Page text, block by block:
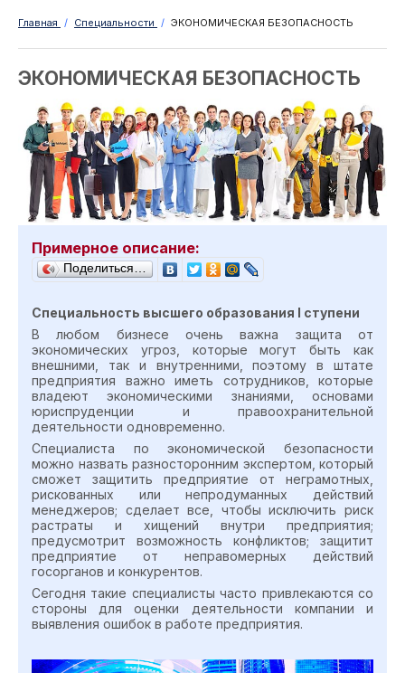
Главная / Специальности / ЭКОНОМИЧЕСКАЯ БЕЗОПАСНОСТЬ
ЭКОНОМИЧЕСКАЯ БЕЗОПАСНОСТЬ
Примерное описание:
Поделиться…
Специальность высшего образования I ступени
В любом бизнесе очень важна защита от
экономических угроз, которые могут быть как
внешними, так и внутренними, поэтому в штате
предприятия важно иметь сотрудников, которые
владеют экономическими знаниями, основами
юриспруденции и правоохранительной
деятельности одновременно.
Специалиста по экономической безопасности
можно назвать разносторонним экспертом, который
сможет защитить предприятие от неграмотных,
рискованных или непродуманных действий
менеджеров; сделает все, чтобы исключить риск
растраты и хищений внутри предприятия;
предусмотрит возможность конфликтов; защитит
предприятие от неправомерных действий
госорганов и конкурентов.
Сегодня такие специалисты часто привлекаются со
стороны для оценки деятельности компании и
выявления ошибок в работе предприятия.